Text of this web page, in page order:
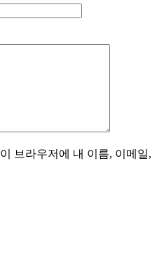
브라우저에 내 이름, 이메일,